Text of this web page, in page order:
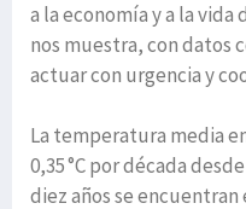
a la economía y a la vida
nos muestra, con datos
actuar con urgencia y
La temperatura media
0,35 °C por década
diez años se